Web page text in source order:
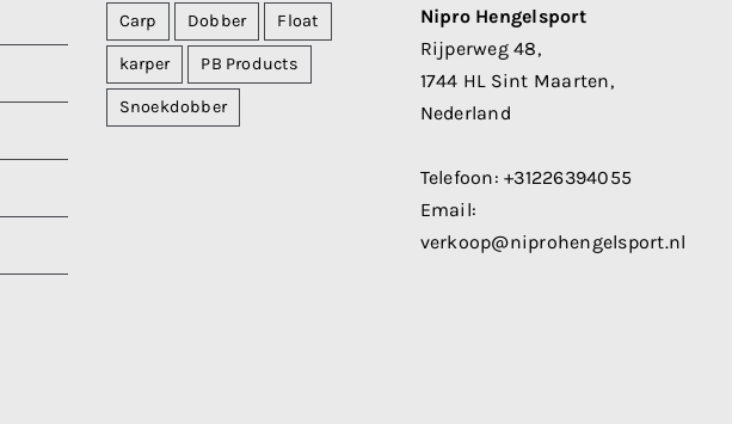
Carp Dobber Float
karper PB Products
Snoekdobber
Nipro Hengelsport
Rijperweg 48,
1744 HL Sint Maarten,
Nederland
Telefoon:+31226394055
Email:
verkoop@niprohengelsport.nl